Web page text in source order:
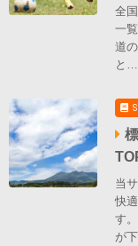
全
一
道
と…
当
快
す
が